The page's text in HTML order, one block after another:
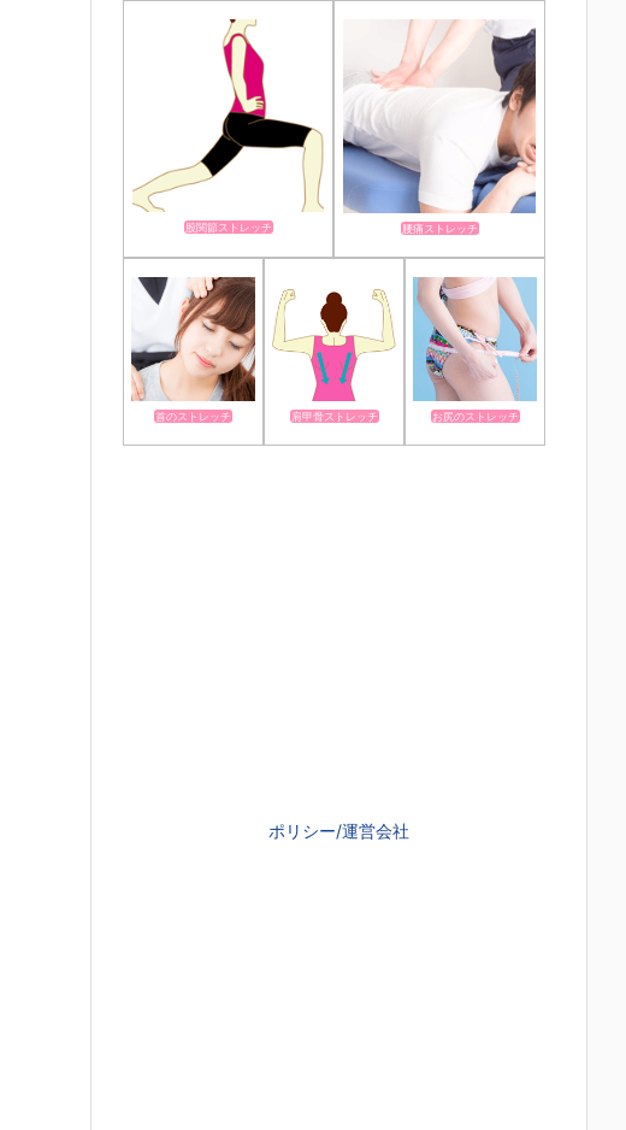
股関節ストレッチ 腰痛ストレッチ
首のストレッチ 肩甲骨ストレッチ お尻のストレッチ
ポリシー/運営会社